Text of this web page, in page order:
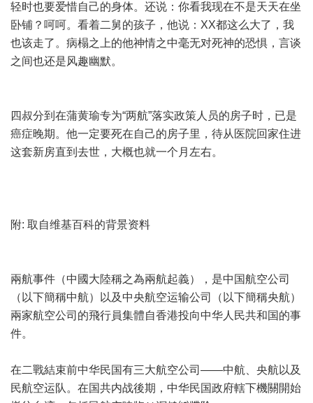
轻时也要爱惜自己的身体。还说：你看我现在不是天天在坐
卧铺？呵呵。看着二舅的孩子，他说：XX都这么大了，我
也该走了。病榻之上的他神情之中毫无对死神的恐惧，言谈
之间也还是风趣幽默。
四叔分到在蒲黄瑜专为“两航”落实政策人员的房子时，已是
癌症晚期。他一定要死在自己的房子里，待从医院回家住进
这套新房直到去世，大概也就一个月左右。
附: 取自维基百科的背景资料
兩航事件（中國大陸稱之為兩航起義），是中国航空公司
（以下簡稱中航）以及中央航空运输公司（以下簡稱央航）
兩家航空公司的飛行員集體自香港投向中华人民共和国的事
件。
在二戰結束前中华民国有三大航空公司——中航、央航以及
民航空运队。在国共内战後期，中华民国政府轄下機關開始